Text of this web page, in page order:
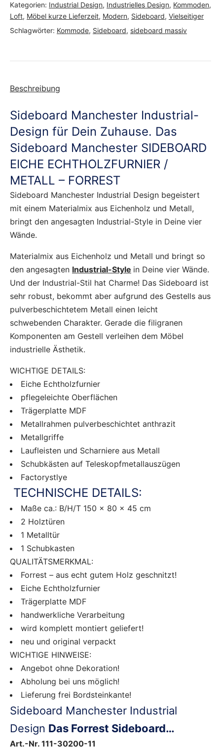
Kategorien: Industrial Design, Industrielles Design, Kommoden,
Loft, Möbel kurze Lieferzeit, Modern, Sideboard, Vielseitiger
Schlagwörter: Kommode, Sideboard, sideboard massiv
Beschreibung
Sideboard Manchester Industrial-
Design für Dein Zuhause. Das
Sideboard Manchester SIDEBOARD
EICHE ECHTHOLZFURNIER /
METALL – FORREST
Sideboard Manchester Industrial Design begeistert
mit einem Materialmix aus Eichenholz und Metall,
bringt den angesagten Industrial-Style in Deine vier
Wände.
Materialmix aus Eichenholz und Metall und bringt so
den angesagten Industrial-Style in Deine vier Wände.
Und der Industrial-Stil hat Charme! Das Sideboard ist
sehr robust, bekommt aber aufgrund des Gestells aus
pulverbeschichtetem Metall einen leicht
schwebenden Charakter. Gerade die filigranen
Komponenten am Gestell verleihen dem Möbel
industrielle Ästhetik.
WICHTIGE DETAILS:
Eiche Echtholzfurnier
pflegeleichte Oberflächen
Trägerplatte MDF
Metallrahmen pulverbeschichtet anthrazit
Metallgriffe
Laufleisten und Scharniere aus Metall
Schubkästen auf Teleskopfmetallauszügen
Factorystlye
TECHNISCHE DETAILS:
Maße ca.: B/H/T 150 x 80 x 45 cm
2 Holztüren
1 Metalltür
1 Schubkasten
QUALITÄTSMERKMAL:
Forrest – aus echt gutem Holz geschnitzt!
Eiche Echtholzfurnier
Trägerplatte MDF
handwerkliche Verarbeitung
wird komplett montiert geliefert!
neu und original verpackt
WICHTIGE HINWEISE:
Angebot ohne Dekoration!
Abholung bei uns möglich!
Lieferung frei Bordsteinkante!
Sideboard Manchester Industrial
Design Das Forrest Sideboard…
Art.-Nr. 111-30200-11